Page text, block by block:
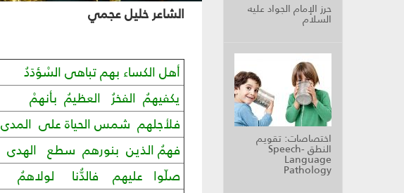
حرز الإمام الجواد عليه
السلام
اختصاصات: تقويم
النطق Speech-
Language
Pathology
الشاعر خليل عجمي
أهل الكساء بهم تباهى السْؤدَدُ
يكفيهمُ الفخرُ العظيمُ بأنهمْ
فلأجلهم شمس الحياة على المدى
فهمُ الذين بنورهم سطع الهدى
صلّوا عليهم فالدُّنا لولاهمُ